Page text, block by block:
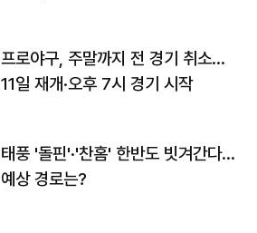
프로야구, 주말까지 전 경기 취소…
11일 재개·오후 7시 경기 시작
태풍 '돌핀'·'찬홈' 한반도 빗겨간다…
예상 경로는?